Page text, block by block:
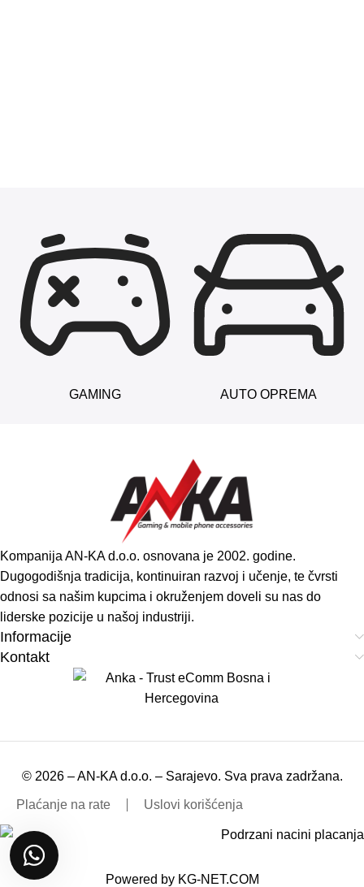
GAMING AUTO OPREMA
Kompanija AN-KA d.o.o. osnovana je 2002. godine.
Dugogodišnja tradicija, kontinuiran razvoj i učenje, te čvrsti
odnosi sa našim kupcima i okruženjem doveli su nas do
liderske pozicije u našoj industriji.
Informacije
Kontakt
© 2026 – AN-KA d.o.o. – Sarajevo. Sva prava zadržana.
Plaćanje na rate Uslovi korišćenja
Powered by KG-NET.COM